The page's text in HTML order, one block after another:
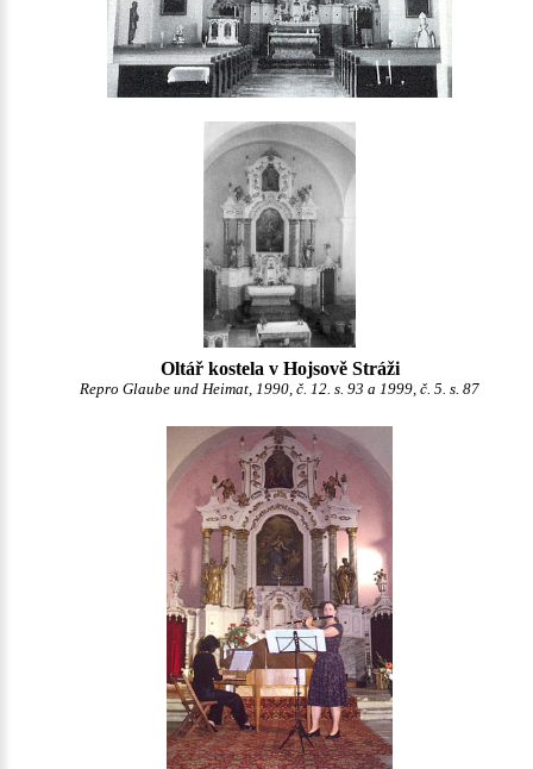
Oltář kostela v Hojsově Stráži
Repro Glaube und Heimat, 1990, č. 12. s. 93 a 1999, č. 5. s. 87